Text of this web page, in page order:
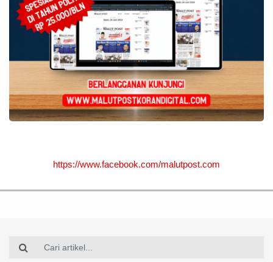
https://www.facebook.com/malutpost.com